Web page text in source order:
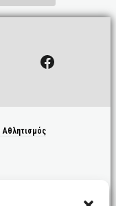
Facebook
Αθλητισμός